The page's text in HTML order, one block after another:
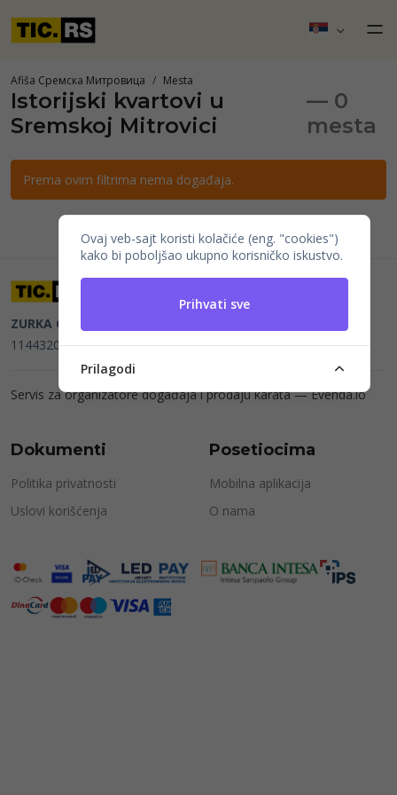
Afiša Сремска Митровица Mesta
Istorijski kvartovi u
Sremskoj Mitrovici
— 0
mesta
Prema ovim filtrima nema događaja.
ZURKA CE BITI DOO
114432064, MB 22023195,mail@tic.rs, +381 63 173 3142
Servis za organizatore događaja i prodaju karata —Evenda.io
Dokumenti
Politika privatnosti
Uslovi korišćenja
Posetiocima
Mobilna aplikacija
O nama
Ovaj veb-sajt koristi kolačiće (eng. "cookies")
kako bi poboljšao ukupno korisničko iskustvo.
Prihvati sve
Prilagodi